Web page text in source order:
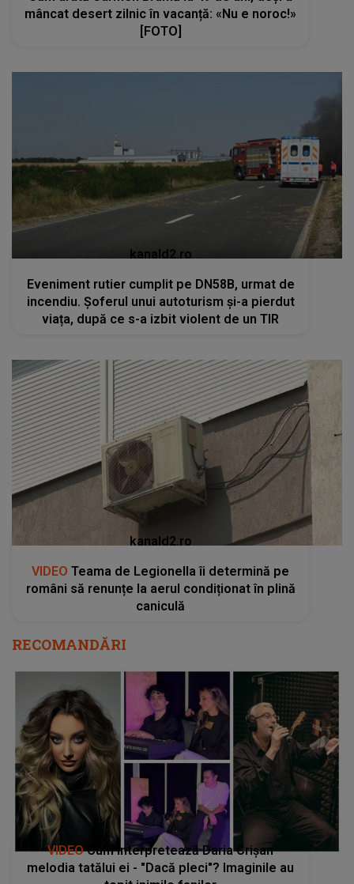
mâncat desert zilnic în vacanță: «Nu e noroc!»
[FOTO]
kanald2.ro
Eveniment rutier cumplit pe DN58B, urmat de
incendiu. Șoferul unui autoturism și-a pierdut
viața, după ce s-a izbit violent de un TIR
kanald2.ro
VIDEO Teama de Legionella îi determină pe
români să renunțe la aerul condiționat în plină
caniculă
RECOMANDĂRI
VIDEOCum interpretează Daria Crișan
melodia tatălui ei - "Dacă pleci"? Imaginile au